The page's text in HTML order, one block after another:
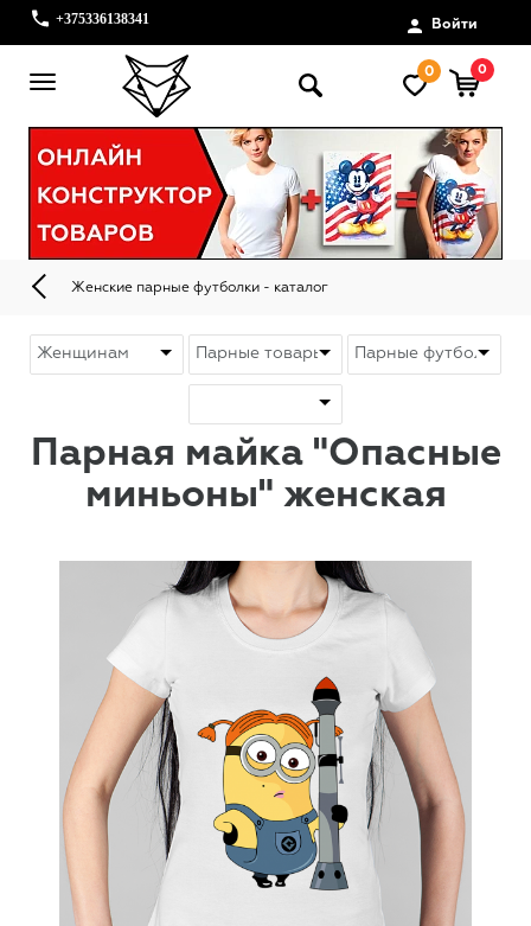
+375336138341 Войти
0 0
Женские парные футболки - каталог
Парная майка "Опасные
миньоны" женская